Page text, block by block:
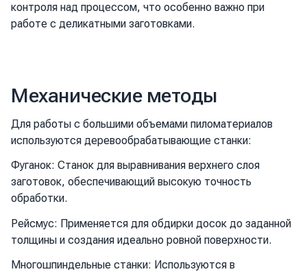
контроля над процессом, что особенно важно при
работе с деликатными заготовками.
Механические методы
Для работы с большими объемами пиломатериалов
используются деревообрабатывающие станки:
Фуганок: Станок для выравнивания верхнего слоя
заготовок, обеспечивающий высокую точность
обработки.
Рейсмус: Применяется для обдирки досок до заданной
толщины и создания идеально ровной поверхности.
Многошпиндельные станки: Используются в